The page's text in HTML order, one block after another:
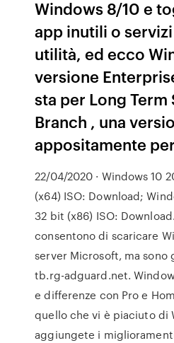
Windows 8/10 e
app inutili o
utilità, ed ecco
versione
sta per Long
Branch , una
appositamente
22/04/2020 · Windows 10
(x64) ISO: Download;
32 bit (x86) ISO:
consentono di scaricare
server Microsoft, ma sono
tb.rg-adguard.net.
e differenze con Pro e
quello che vi è piaciuto di
aggiungete i